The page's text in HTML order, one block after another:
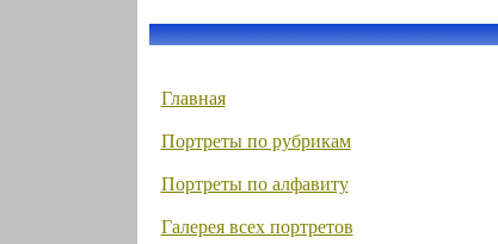
Главная
Портреты по рубрикам
Портреты по алфавиту
Галерея всех портретов